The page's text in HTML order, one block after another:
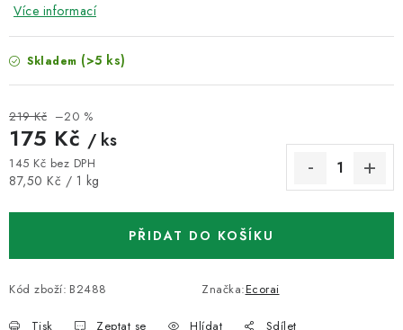
Více informací
Skladem (>5 ks)
219 Kč –20 %
175 Kč / ks
145 Kč bez DPH
Měrná cena:
87,50 Kč / 1 kg
PŘIDAT DO KOŠÍKU
Kód zboží: B2488 Značka:Ecorai
Tisk Zeptat se Hlídat Sdílet